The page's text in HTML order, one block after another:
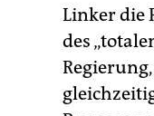
Linker die
des